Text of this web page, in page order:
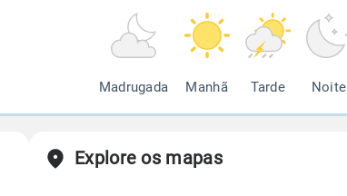
Madrugada Manhã Tarde Noite
Explore os mapas